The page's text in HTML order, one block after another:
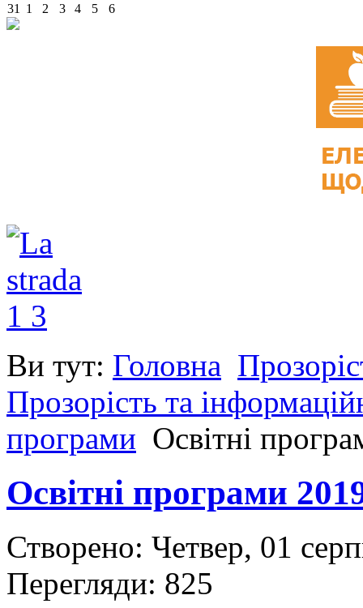
31
1 2 3 4 5 6
Ви тут: Головна
Прозорість та
програми Освітні
Освітні програми
Створено: Четвер, 01
Перегляди: 825